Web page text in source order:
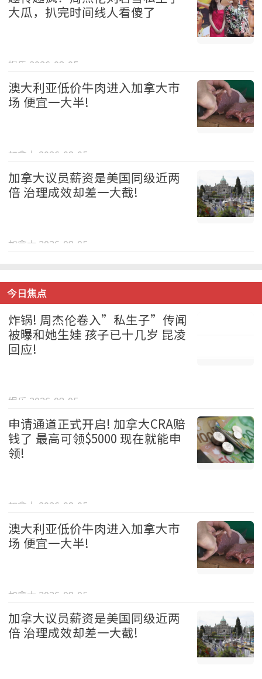
大瓜，扒完时间线人看傻了
娱乐 2026-08-05
澳大利亚低价牛肉进入加拿大市
场 便宜一大半!
加拿大 2026-08-05
加拿大议员薪资是美国同级近两
倍 治理成效却差一大截!
加拿大 2026-08-05
今日焦点
炸锅! 周杰伦卷入”私生子”传闻
被曝和她生娃 孩子已十几岁 昆凌
回应!
娱乐 2026-08-05
申请通道正式开启! 加拿大CRA赔
钱了 最高可领$5000 现在就能申
领!
加拿大 2026-08-05
澳大利亚低价牛肉进入加拿大市
场 便宜一大半!
加拿大 2026-08-05
加拿大议员薪资是美国同级近两
倍 治理成效却差一大截!